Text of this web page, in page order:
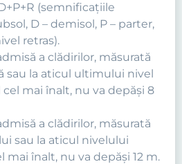
D+P+R (semnificaţiile
D – demisol, P – parter,
retras).
a clădirilor, măsurată
sau la aticul ultimului nivel
mai înalt, nu va depăşi 8
a clădirilor, măsurată
sau la aticul nivelului
mai înalt, nu va depăşi 12 m.